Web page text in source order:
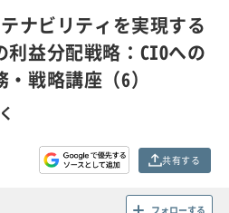
ナビリティを実現する
益分配戦略：CIOへの
戦略講座（6）
共有する
フォローする